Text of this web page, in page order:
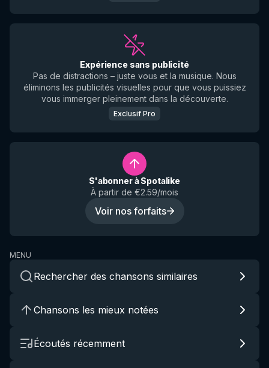
Expérience sans publicité
Pas de distractions – juste vous et la musique. Nous
éliminons les publicités visuelles pour que vous puissiez
vous immerger pleinement dans la découverte.
Exclusif Pro
S'abonner à Spotalike
À partir de €2.59/mois
Voir nos forfaits
MENU
Rechercher des chansons similaires
Chansons les mieux notées
Écoutés récemment